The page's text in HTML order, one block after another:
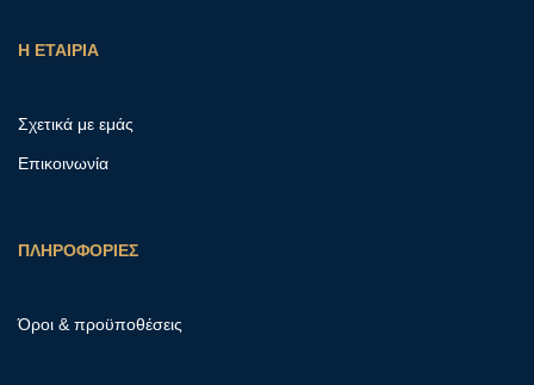
Η ΕΤΑΙΡΙΑ
Σχετικά με εμάς
Επικοινωνία
ΠΛΗΡΟΦΟΡΙΕΣ
Όροι & προϋποθέσεις